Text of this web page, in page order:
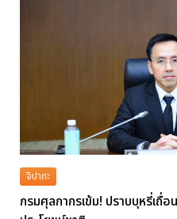
จิปาถะ
กรมศุลกากรเข้ม! ปราบบุหรี่เถื่